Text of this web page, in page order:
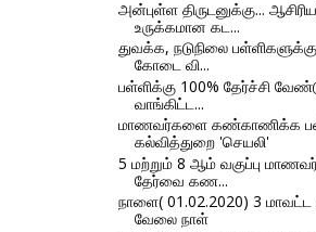
அன்புள்ள திருடனுக்கு...
உருக்கமான கட...
துவக்க, நடுநிலை
கோடை வி...
பள்ளிக்கு 100% தேர்ச்சி
வாங்கிட்ட...
மாணவர்களை கண்காணிக்க
கல்வித்துறை 'செயலி'
5 மற்றும் 8 ஆம் வகுப்பு
தேர்வை கண...
நாளை( 01.02.2020) 3 மாவட்ட
வேலை நாள்